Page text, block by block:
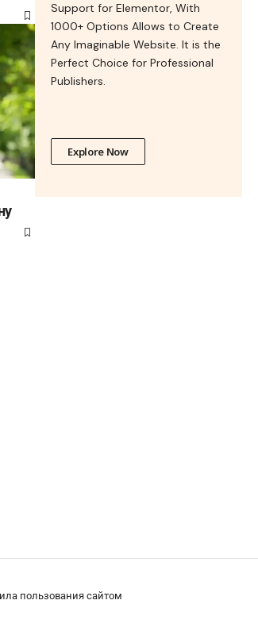
Support for Elementor, With
1000+ Options Allows to Create
Any Imaginable Website. It is the
Perfect Choice for Professional
Publishers.
Explore Now
пользования сайтом